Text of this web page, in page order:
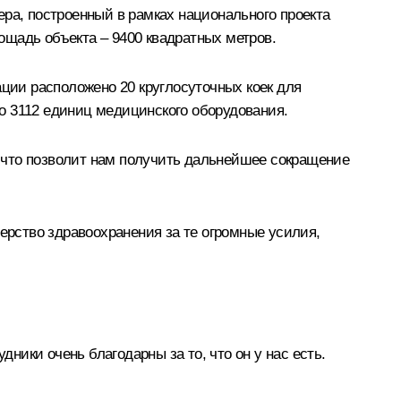
построенный в рамках национального проекта
объекта – 9400 квадратных метров.
расположено 20 круглосуточных коек для
единиц медицинского оборудования.
позволит нам получить дальнейшее сокращение
здравоохранения за те огромные усилия,
очень благодарны за то, что он у нас есть.